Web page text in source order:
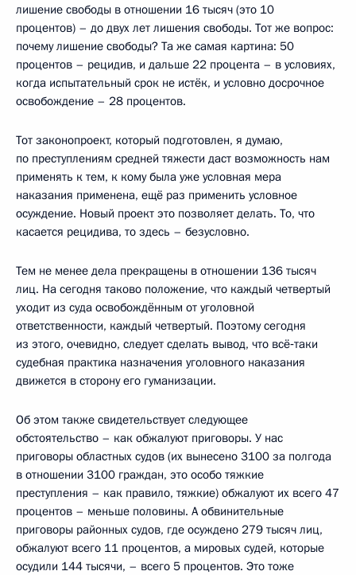
лишение свободы в отношении 16 тысяч (это 10
процентов) – до двух лет лишения свободы. Тот же вопрос:
почему лишение свободы? Та же самая картина: 50
процентов – рецидив, и дальше 22 процента – в условиях,
когда испытательный срок не истёк, и условно досрочное
освобождение – 28 процентов.
Тот законопроект, который подготовлен, я думаю,
по преступлениям средней тяжести даст возможность нам
применять к тем, к кому была уже условная мера
наказания применена, ещё раз применить условное
осуждение. Новый проект это позволяет делать. То, что
касается рецидива, то здесь – безусловно.
Тем не менее дела прекращены в отношении 136 тысяч
лиц. На сегодня таково положение, что каждый четвертый
уходит из суда освобождённым от уголовной
ответственности, каждый четвертый. Поэтому сегодня
из этого, очевидно, следует сделать вывод, что всё‑таки
судебная практика назначения уголовного наказания
движется в сторону его гуманизации.
Об этом также свидетельствует следующее
обстоятельство – как обжалуют приговоры. У нас
приговоры областных судов (их вынесено 3100 за полгода
в отношении 3100 граждан, это особо тяжкие
преступления – как правило, тяжкие) обжалуют их всего 47
процентов – меньше половины. А обвинительные
приговоры районных судов, где осуждено 279 тысяч лиц,
обжалуют всего 11 процентов, а мировых судей, которые
осудили 144 тысячи, – всего 5 процентов. Это тоже